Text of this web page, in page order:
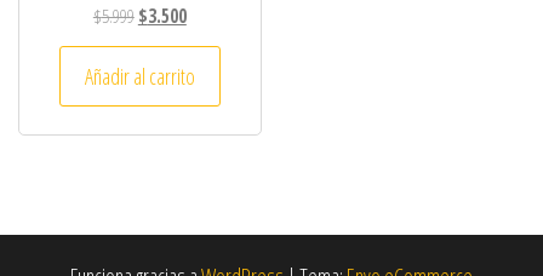
$5.999El precio original era: $5.999.
$3.500El precio actual es: $3.500.
Añadir al carrito